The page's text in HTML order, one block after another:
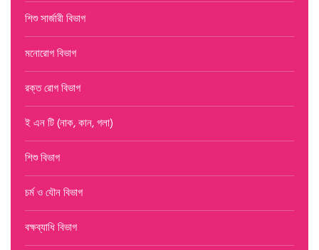
শিশু সার্জারী বিভাগ
মনোরোগ বিভাগ
রক্ত রোগ বিভাগ
ই এন টি (নাক, কান, গলা)
শিশু বিভাগ
চর্ম ও যৌন বিভাগ
বক্ষব্যাধি বিভাগ